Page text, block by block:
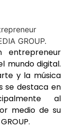
entrepreneur
mundo digital.
y la música
se destaca en
al
medio de su